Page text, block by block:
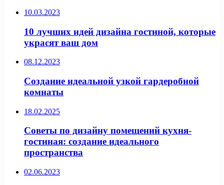
10.03.2023
10 лучших идей дизайна гостиной, которые
украсят ваш дом
08.12.2023
Создание идеальной узкой гардеробной
комнаты
18.02.2025
Советы по дизайну помещений кухня-
гостиная: создание идеального
пространства
02.06.2023